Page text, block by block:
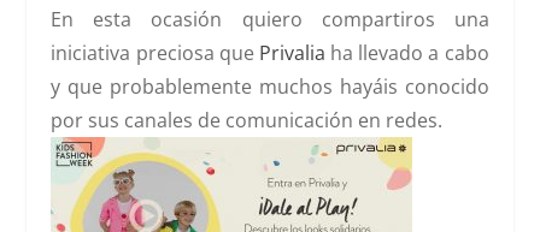
En esta ocasión quiero compartiros una
iniciativa preciosa que Privalia ha llevado a cabo
y que probablemente muchos hayáis conocido
por sus canales de comunicación en redes.